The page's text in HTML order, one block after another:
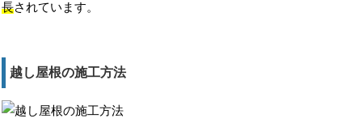
長されています。
越し屋根の施工方法